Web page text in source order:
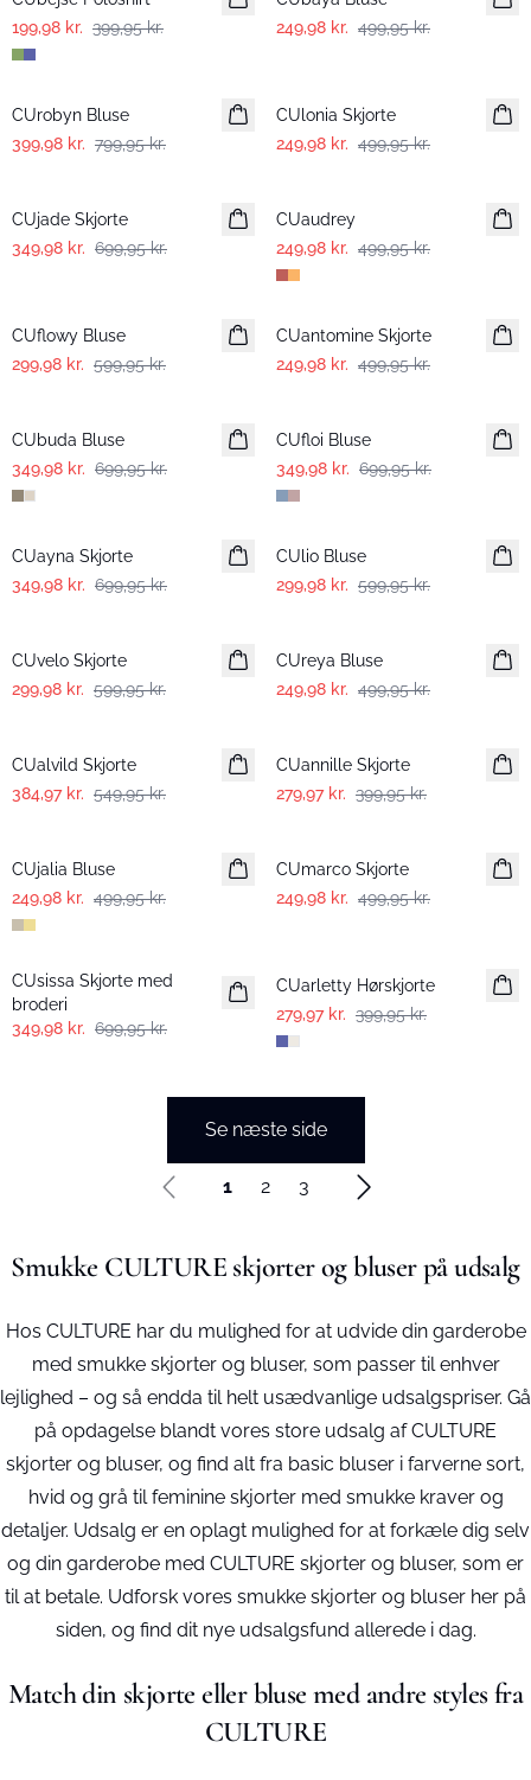
199,98 kr. 399,95 kr.
249,98 kr. 499,95 kr.
-50%
CUrobyn Bluse
399,98 kr. 799,95 kr.
CUlonia Skjorte
249,98 kr. 499,95 kr.
CUjade Skjorte
349,98 kr. 699,95 kr.
CUaudrey
249,98 kr. 499,95 kr.
CUflowy Bluse
299,98 kr. 599,95 kr.
-50%
CUantomine Skjorte
249,98 kr. 499,95 kr.
CUbuda Bluse
349,98 kr. 699,95 kr.
CUfloi Bluse
349,98 kr. 699,95 kr.
-50%
CUayna Skjorte
349,98 kr. 699,95 kr.
-50%
CUlio Bluse
299,98 kr. 599,95 kr.
CUvelo Skjorte
299,98 kr. 599,95 kr.
CUreya Bluse
249,98 kr. 499,95 kr.
CUalvild Skjorte
384,97 kr. 549,95 kr.
CUannille Skjorte
279,97 kr. 399,95 kr.
CUjalia Bluse
249,98 kr. 499,95 kr.
CUmarco Skjorte
249,98 kr. 499,95 kr.
-50%
CUsissa Skjorte med
broderi
349,98 kr. 699,95 kr.
CUarletty Hørskjorte
279,97 kr. 399,95 kr.
Se næste side
1 2 3
Smukke CULTURE skjorter og bluser på udsalg
Hos CULTURE har du mulighed for at udvide din garderobe
med smukke skjorter og bluser, som passer til enhver
lejlighed – og så endda til helt usædvanlige udsalgspriser. Gå
på opdagelse blandt vores store udsalg af CULTURE
skjorter og bluser, og find alt fra basic bluser i farverne sort,
hvid og grå til feminine skjorter med smukke kraver og
detaljer. Udsalg er en oplagt mulighed for at forkæle dig selv
og din garderobe med CULTURE skjorter og bluser, som er
til at betale. Udforsk vores smukke skjorter og bluser her på
siden, og find dit nye udsalgsfund allerede i dag.
Match din skjorte eller bluse med andre styles fra
CULTURE